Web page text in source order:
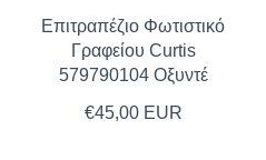
Επιτραπέζιο Φωτιστικό
Γραφείου Curtis
579790104 Οξυντέ
€45,00 EUR